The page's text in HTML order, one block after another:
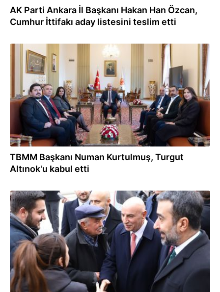
AK Parti Ankara İl Başkanı Hakan Han Özcan,
Cumhur İttifakı aday listesini teslim etti
15.02.2024
TBMM Başkanı Numan Kurtulmuş, Turgut
Altınok'u kabul etti
08.02.2024